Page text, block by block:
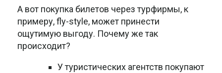
А вот покупка билетов через турфирмы, к
примеру, fly-style, может принести
ощутимую выгоду. Почему же так
происходит?
У туристических агентств покупают